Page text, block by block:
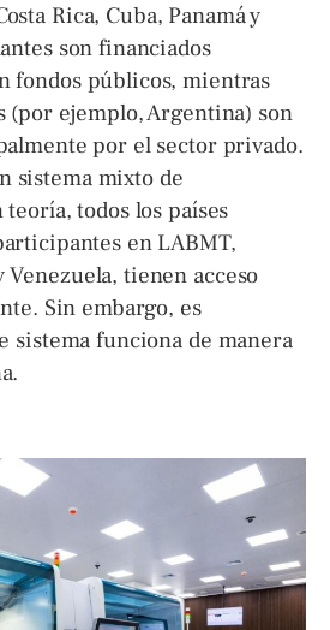
Rica, Cuba, Panamá y
son financiados
fondos públicos, mientras
(por ejemplo, Argentina) son
por el sector privado.
sistema mixto de
todos los países
en LABMT,
Venezuela, tienen acceso
Sin embargo, es
sistema funciona de manera